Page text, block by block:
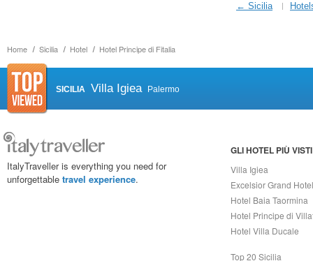
Home Sicilia Hotel Hotel Principe di Fitalia
← Sicilia
SICILIA Villa Igiea Palermo
ItalyTraveller is everything you need for
unforgettable travel experience.
GLI HOTEL PIÙ VISTI
Villa Igiea
Excelsior Grand Hotel
Hotel Baia Taormina
Hotel Principe di
Hotel Villa Ducale
Top 20 Sicilia